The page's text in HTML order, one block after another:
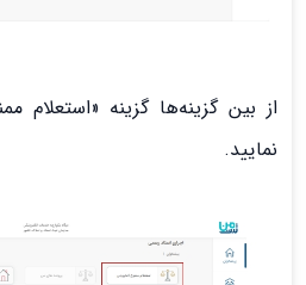
از بین گزینه‌ها گزینه «استعلام
نمایید.